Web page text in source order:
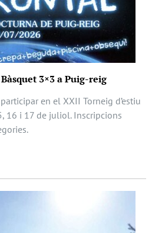
3×3 a Puig-reig
en el XXII Torneig d’estiu
16 i 17 de juliol. Inscripcions